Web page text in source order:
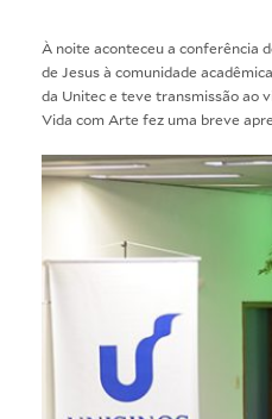
À noite aconteceu a conferência
de Jesus à comunidade
da Unitec e teve transmissão ao
Vida com Arte fez uma breve